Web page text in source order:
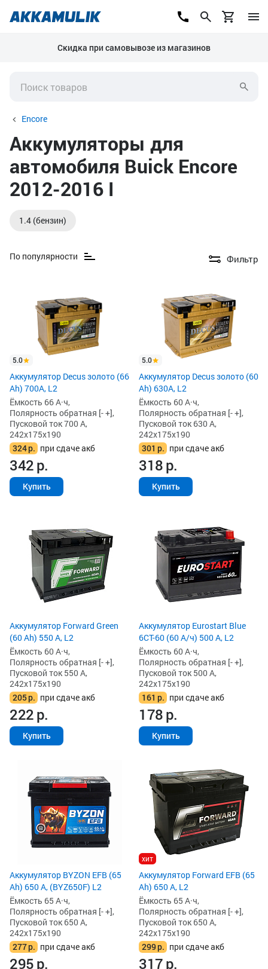
Скидка при самовывозе из магазинов
Encore
Аккумуляторы для
автомобиля Buick Encore
2012-2016 I
1.4 (бензин)
По популярности Фильтр
5.0
Аккумулятор Decus золото (66
Ah) 700A, L2
Ёмкость 66 А·ч,
Полярность обратная [- +],
Пусковой ток 700 А,
242x175x190
324р. при сдаче акб
342р.
Купить
5.0
Аккумулятор Decus золото (60
Ah) 630A, L2
Ёмкость 60 А·ч,
Полярность обратная [- +],
Пусковой ток 630 А,
242x175x190
301 р. при сдаче акб
318р.
Купить
Аккумулятор Forward Green
(60 Ah) 550 А, L2
Ёмкость 60 А·ч,
Полярность обратная [- +],
Пусковой ток 550 А,
242x175x190
205р. при сдаче акб
222р.
Купить
Аккумулятор Eurostart Blue
6CT-60 (60 А/ч) 500 А, L2
Ёмкость 60 А·ч,
Полярность обратная [- +],
Пусковой ток 500 А,
242x175x190
161 р. при сдаче акб
178р.
Купить
Аккумулятор BYZON EFB (65
Ah) 650 А, (BYZ650F) L2
Ёмкость 65 А·ч,
Полярность обратная [- +],
Пусковой ток 650 А,
242x175x190
277р. при сдаче акб
295р.
хит
Аккумулятор Forward EFB (65
Ah) 650 А, L2
Ёмкость 65 А·ч,
Полярность обратная [- +],
Пусковой ток 650 А,
242x175x190
299р. при сдаче акб
317р.